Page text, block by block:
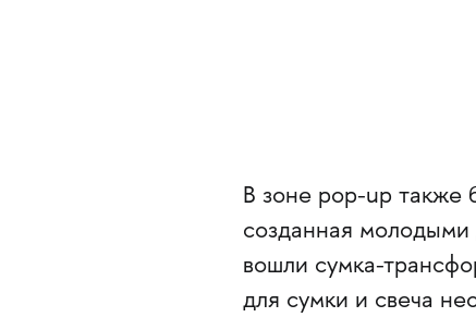
В зоне pop-up также
созданная
вошли сумка-
для сумки и свеча